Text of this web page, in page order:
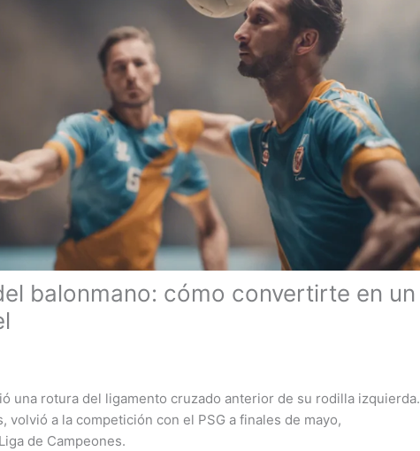
balonmano: cómo convertirte en un
una rotura del ligamento cruzado anterior de su rodilla izquierda.
volvió a la competición con el PSG a finales de mayo,
de Campeones.